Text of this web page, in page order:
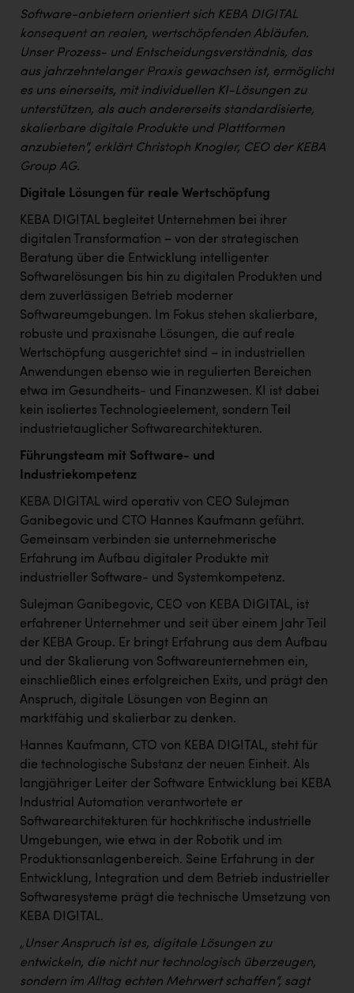
TGW Logistics
VERITAS
Vier Diamanten
Vorlagenportal
ZGONC
ZULuft - Zukunft Luft Austria
z.l.ö.
Österreichisches Hebammengremium
Wirtschaftskammer OÖ Energiehandel
Dopgas
kunden basics
kontakt
Software-anbietern orientiert sich KEBA DIGITAL
konsequent an realen, wertschöpfenden Abläufen.
Unser Prozess- und Entscheidungsverständnis, das
aus jahrzehntelanger Praxis gewachsen ist, ermöglicht
es uns einerseits, mit individuellen KI-Lösungen zu
unterstützen, als auch andererseits standardisierte,
skalierbare digitale Produkte und Plattformen
anzubieten“, erklärt Christoph Knogler, CEO der KEBA
Group AG.
Digitale Lösungen für reale Wertschöpfung
KEBA DIGITAL begleitet Unternehmen bei ihrer
digitalen Transformation – von der strategischen
Beratung über die Entwicklung intelligenter
Softwarelösungen bis hin zu digitalen Produkten und
dem zuverlässigen Betrieb moderner
Softwareumgebungen. Im Fokus stehen skalierbare,
robuste und praxisnahe Lösungen, die auf reale
Wertschöpfung ausgerichtet sind – in industriellen
Anwendungen ebenso wie in regulierten Bereichen
etwa im Gesundheits- und Finanzwesen. KI ist dabei
kein isoliertes Technologieelement, sondern Teil
industrietauglicher Softwarearchitekturen.
Führungsteam mit Software- und
Industriekompetenz
KEBA DIGITAL wird operativ von CEO Sulejman
Ganibegovic und CTO Hannes Kaufmann geführt.
Gemeinsam verbinden sie unternehmerische
Erfahrung im Aufbau digitaler Produkte mit
industrieller Software- und Systemkompetenz.
Sulejman Ganibegovic, CEO von KEBA DIGITAL, ist
erfahrener Unternehmer und seit über einem Jahr Teil
der KEBA Group. Er bringt Erfahrung aus dem Aufbau
und der Skalierung von Softwareunternehmen ein,
einschließlich eines erfolgreichen Exits, und prägt den
Anspruch, digitale Lösungen von Beginn an
marktfähig und skalierbar zu denken.
Hannes Kaufmann, CTO von KEBA DIGITAL, steht für
die technologische Substanz der neuen Einheit. Als
langjähriger Leiter der Software Entwicklung bei KEBA
Industrial Automation verantwortete er
Softwarearchitekturen für hochkritische industrielle
Umgebungen, wie etwa in der Robotik und im
Produktionsanlagenbereich. Seine Erfahrung in der
Entwicklung, Integration und dem Betrieb industrieller
Softwaresysteme prägt die technische Umsetzung von
KEBA DIGITAL.
„Unser Anspruch ist es, digitale Lösungen zu
entwickeln, die nicht nur technologisch überzeugen,
sondern im Alltag echten Mehrwert schaffen“, sagt